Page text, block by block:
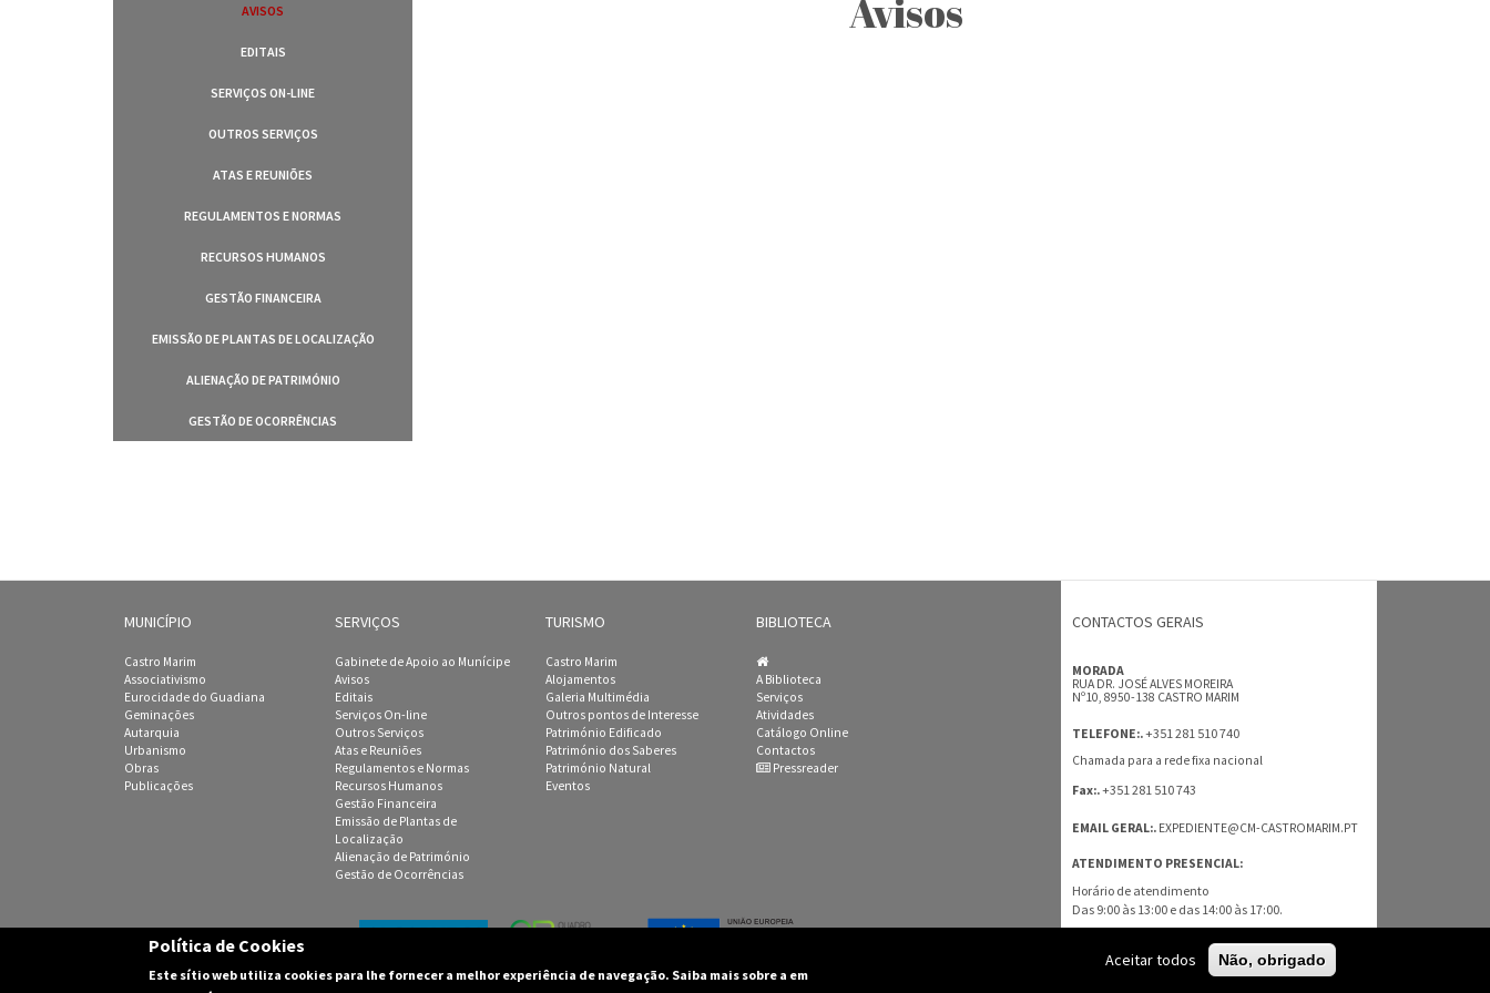
AVISOS
EDITAIS
SERVIÇOS ON-LINE
OUTROS SERVIÇOS
ATAS E REUNIÕES
REGULAMENTOS E NORMAS
RECURSOS HUMANOS
GESTÃO FINANCEIRA
EMISSÃO DE PLANTAS DE LOCALIZAÇÃO
ALIENAÇÃO DE PATRIMÓNIO
GESTÃO DE OCORRÊNCIAS
Avisos
MUNICÍPIO
Castro Marim
Associativismo
Eurocidade do Guadiana
Geminações
Autarquia
Urbanismo
Obras
Publicações
SERVIÇOS
Gabinete de Apoio ao Munícipe
Avisos
Editais
Serviços On-line
Outros Serviços
Atas e Reuniões
Regulamentos e Normas
Recursos Humanos
Gestão Financeira
Emissão de Plantas de
Localização
Alienação de Património
Gestão de Ocorrências
TURISMO
Castro Marim
Alojamentos
Galeria Multimédia
Outros pontos de Interesse
Património Edificado
Património dos Saberes
Património Natural
Eventos
BIBLIOTECA
A Biblioteca
Serviços
Atividades
Catálogo Online
Contactos
Pressreader
CONTACTOS GERAIS
MORADA
RUA DR. JOSÉ ALVES MOREIRA
Nº10, 8950-138 CASTRO MARIM
TELEFONE:.+351 281 510 740
Chamada para a rede fixa nacional
Fax:.+351 281 510 743
EMAIL GERAL:. EXPEDIENTE@CM-CASTROMARIM.PT
ATENDIMENTO PRESENCIAL:
Horário de atendimento
Das 9:00 às 13:00 e das 14:00 às 17:00.
TODOS OS CONTACTOS
(C) 2003-2016 Câmara Municipal de Castro Marim - Todos os direitos reservados
Política de Cookies
Este sítio web utiliza cookies para lhe fornecer a melhor experiência de navegação. Saiba mais sobre a em
Aceitar todos Não, obrigado